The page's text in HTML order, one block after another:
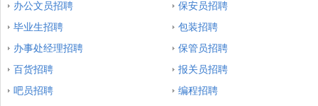
办公文员招聘
保安员招聘
毕业生招聘
包装招聘
办事处经理招聘
保管员招聘
百货招聘
报关员招聘
吧员招聘
编程招聘